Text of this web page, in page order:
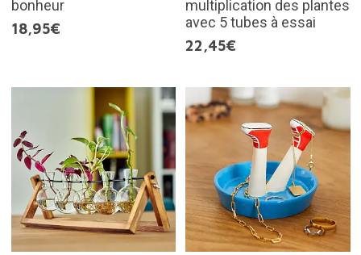
bonheur
18,95€
multiplication des plantes
avec 5 tubes à essai
22,45€